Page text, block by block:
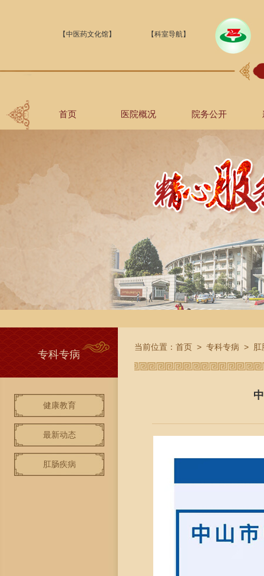
【中医药文化馆】 【科室导航】
首页 医院概况 院务公开
专科专病
健康教育
最新动态
肛肠疾病
当前位置： 首页 > 专科专病 >